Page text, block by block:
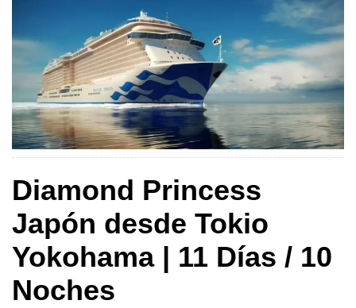
Diamond Princess
Japón desde Tokio
Yokohama | 11 Días / 10
Noches